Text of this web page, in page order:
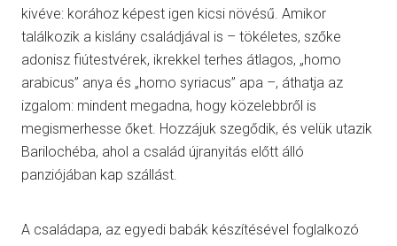
kivéve: korához képest igen kicsi növésű. Amikor
találkozik a kislány családjával is – tökéletes, szőke
adonisz fiútestvérek, ikrekkel terhes átlagos, „homo
arabicus” anya és „homo syriacus” apa –, áthatja az
izgalom: mindent megadna, hogy közelebbről is
megismerhesse őket. Hozzájuk szegődik, és velük utazik
Barilochéba, ahol a család újranyitás előtt álló
panziójában kap szállást.
A családapa, az egyedi babák készítésével foglalkozó